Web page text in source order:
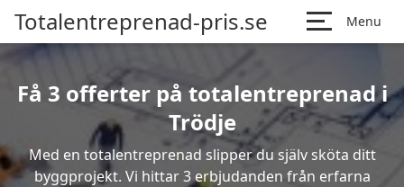
Totalentreprenad-pris.se Menu
Få 3 offerter på totalentreprenad i
Trödje
Med en totalentreprenad slipper du själv sköta ditt
byggprojekt. Vi hittar 3 erbjudanden från erfarna